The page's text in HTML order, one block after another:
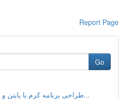
Report Page
Go
طراحی برنامه کرم با پایتن و ترتل: کتابچه راهنما...